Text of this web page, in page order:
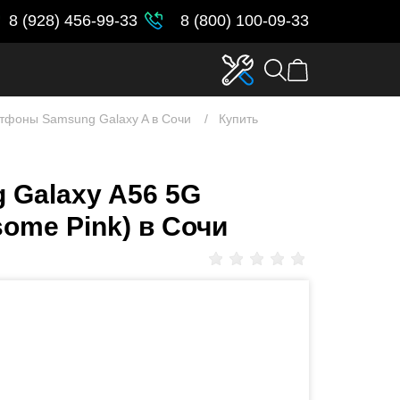
8 (928) 456-99-33 8 (800) 100-09-33
Samsung Galaxy A в Сочи
Купить
A56 5G
Pink) в Сочи